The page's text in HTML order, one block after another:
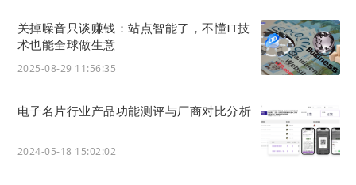
关掉噪音只谈赚钱：站点智能了，不懂IT技
术也能全球做生意
2025-08-29 11:56:35
电子名片行业产品功能测评与厂商对比分析
2024-05-18 15:02:02